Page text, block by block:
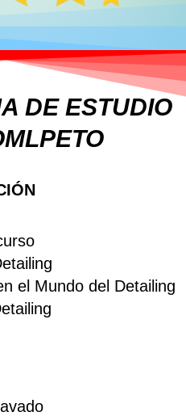
DE ESTUDIO
el Mundo del Detailing